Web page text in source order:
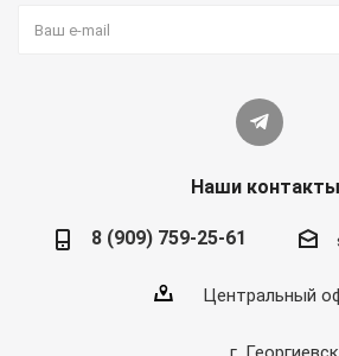
Наши контакты
8 (909) 759-25-61
Центральный